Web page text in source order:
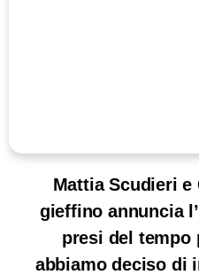
Mattia Scudieri e
gieffino annuncia
presi del tempo
abbiamo deciso di